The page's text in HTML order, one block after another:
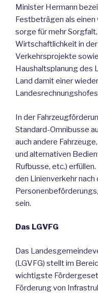
Minister Hermann
Festbeträgen als
sorge für mehr
Wirtschaftlichkeit in
Verkehrsprojekte
Haushaltsplanung des
Land damit einer
Landesrechnungshofes
In der
Standard-Omnibusse
auch andere
und alternativen
Rufbusse, etc.)
den Linienverkehr nach
sein.
Das LGVFG
Das
(LGVFG) stellt im
wichtigste
Förderung von